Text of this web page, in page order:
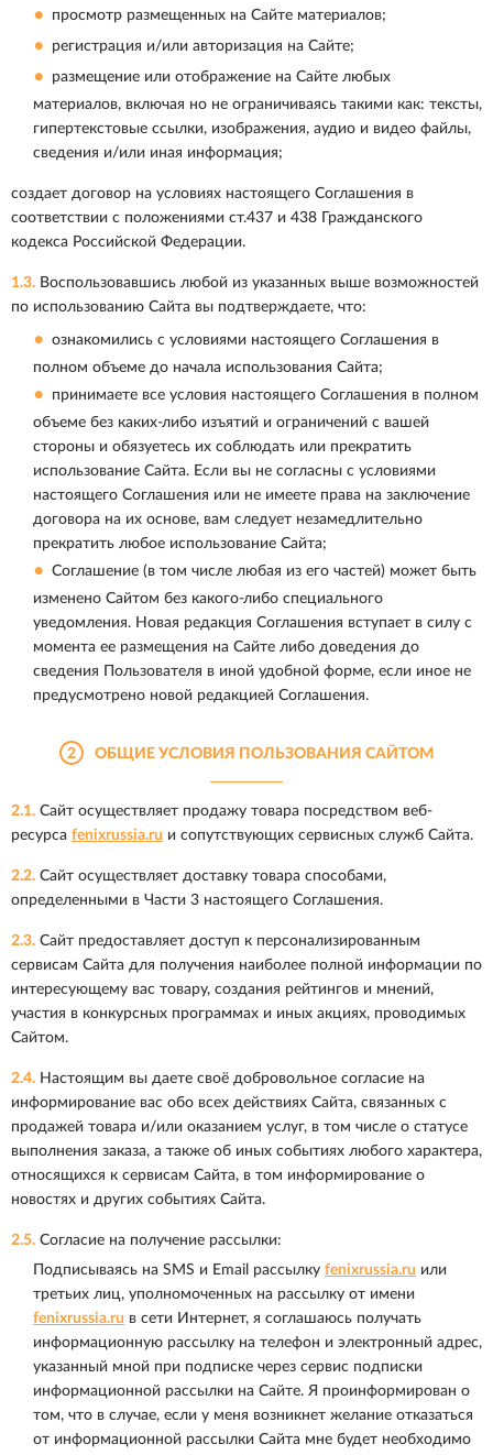
просмотр размещенных на Сайте материалов;
регистрация и/или авторизация на Сайте;
размещение или отображение на Сайте любых
материалов, включая но не ограничиваясь такими как: тексты,
гипертекстовые ссылки, изображения, аудио и видео файлы,
сведения и/или иная информация;
создает договор на условиях настоящего Соглашения в
соответствии с положениями ст.437 и 438 Гражданского
кодекса Российской Федерации.
1.3. Воспользовавшись любой из указанных выше возможностей
по использованию Сайта вы подтверждаете, что:
ознакомились с условиями настоящего Соглашения в
полном объеме до начала использования Сайта;
принимаете все условия настоящего Соглашения в полном
объеме без каких-либо изъятий и ограничений с вашей
стороны и обязуетесь их соблюдать или прекратить
использование Сайта. Если вы не согласны с условиями
настоящего Соглашения или не имеете права на заключение
договора на их основе, вам следует незамедлительно
прекратить любое использование Сайта;
Соглашение (в том числе любая из его частей) может быть
изменено Сайтом без какого-либо специального
уведомления. Новая редакция Соглашения вступает в силу с
момента ее размещения на Сайте либо доведения до
сведения Пользователя в иной удобной форме, если иное не
предусмотрено новой редакцией Соглашения.
2 ОБЩИЕ УСЛОВИЯ ПОЛЬЗОВАНИЯ САЙТОМ
2.1. Сайт осуществляет продажу товара посредством веб-
ресурса fenixrussia.ru и сопутствующих сервисных служб Сайта.
2.2. Сайт осуществляет доставку товара способами,
определенными в Части 3 настоящего Соглашения.
2.3. Сайт предоставляет доступ к персонализированным
сервисам Сайта для получения наиболее полной информации по
интересующему вас товару, создания рейтингов и мнений,
участия в конкурсных программах и иных акциях, проводимых
Сайтом.
2.4. Настоящим вы даете своё добровольное согласие на
информирование вас обо всех действиях Сайта, связанных с
продажей товара и/или оказанием услуг, в том числе о статусе
выполнения заказа, а также об иных событиях любого характера,
относящихся к сервисам Сайта, в том информирование о
новостях и других событиях Сайта.
2.5. Согласие на получение рассылки:
Подписываясь на SMS и Email рассылку fenixrussia.ru или
третьих лиц, уполномоченных на рассылку от имени
fenixrussia.ru в сети Интернет, я соглашаюсь получать
информационную рассылку на телефон и электронный адрес,
указанный мной при подписке через сервис подписки
информационной рассылки на Сайте. Я проинформирован о
том, что в случае, если у меня возникнет желание отказаться
от информационной рассылки Сайта мне будет необходимо